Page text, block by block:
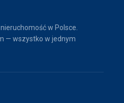
w Polsce.
— wszystko w jednym